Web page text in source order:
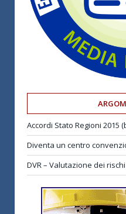
Accordi Stato Regioni 2015
Diventa un centro
DVR – Valutazione dei rischi